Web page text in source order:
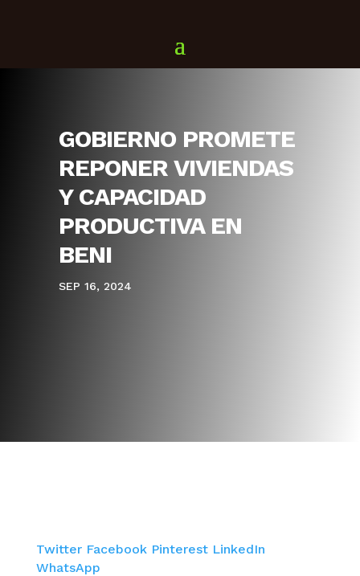
GOBIERNO PROMETE
REPONER VIVIENDAS
Y CAPACIDAD
PRODUCTIVA EN
BENI
SEP 16, 2024
Twitter Facebook Pinterest LinkedIn
WhatsApp